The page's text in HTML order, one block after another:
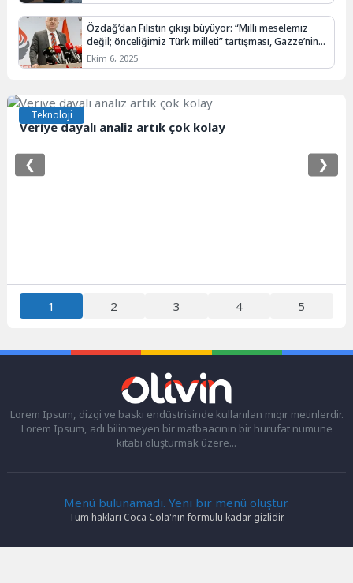
Özdağ’dan Filistin çıkışı büyüyor: “Milli meselemiz
değil; önceliğimiz Türk milleti” tartışması, Gazze’nin
“ertesi gün” planlarıyla kesişti
Ekim 6, 2025
Teknoloji
Veriye dayalı analiz artık çok kolay
❮ ❯
1 2 3 4 5
Lorem Ipsum, dizgi ve baskı endüstrisinde kullanılan mıgır metinlerdir.
Lorem Ipsum, adı bilinmeyen bir matbaacının bir hurufat numune
kitabı oluşturmak üzere...
Menü bulunamadı. Yeni bir menü oluştur.
Tüm hakları Coca Cola'nın formülü kadar gizlidir.